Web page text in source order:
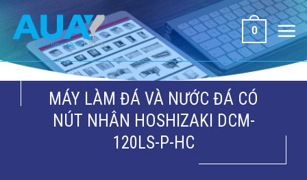
dung
0
MÁY LÀM ĐÁ VÀ NƯỚC ĐÁ CÓ
NÚT NHÂN HOSHIZAKI DCM-
120LS-P-HC